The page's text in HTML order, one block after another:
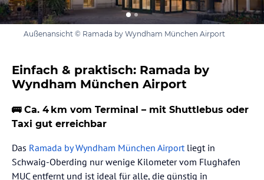
Außenansicht © Ramada by Wyndham München Airport
Einfach & praktisch: Ramada by
Wyndham München Airport
🚌 Ca. 4 km vom Terminal – mit Shuttlebus oder
Taxi gut erreichbar
Das Ramada by Wyndham München Airport liegt in
Schwaig-Oberding nur wenige Kilometer vom Flughafen
MUC entfernt und ist ideal für alle, die günstig in